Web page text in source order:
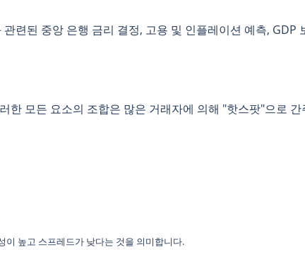
련된 중앙 은행 금리 결정, 고용 및 인플레이션 예측, GDP
한 모든 요소의 조합은 많은 거래자에 의해 "핫스팟"으로
이 높고 스프레드가 낮다는 것을 의미합니다.